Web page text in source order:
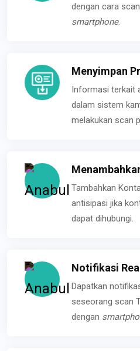
dengan cara
smartphone.
Menyimpan
Informasi terkait
dalam sistem
melakukan scan
Tambahkan
antisipasi jika
dapat dihubungi.
Notifikasi
Dapatkan
seseorang scan
dengan